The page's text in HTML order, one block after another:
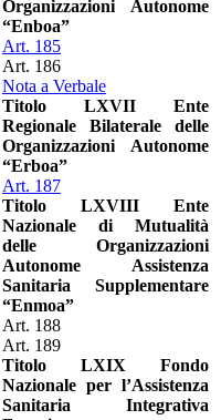
Organizzazioni Autonome
“Enboa”
Art. 185
Art. 186
Nota a Verbale
Titolo LXVII Ente
Regionale Bilaterale delle
Organizzazioni Autonome
“Erboa”
Art. 187
Titolo LXVIII Ente
Nazionale di Mutualità
delle Organizzazioni
Autonome Assistenza
Sanitaria Supplementare
“Enmoa”
Art. 188
Art. 189
Titolo LXIX Fondo
Nazionale per l’Assistenza
Sanitaria Integrativa